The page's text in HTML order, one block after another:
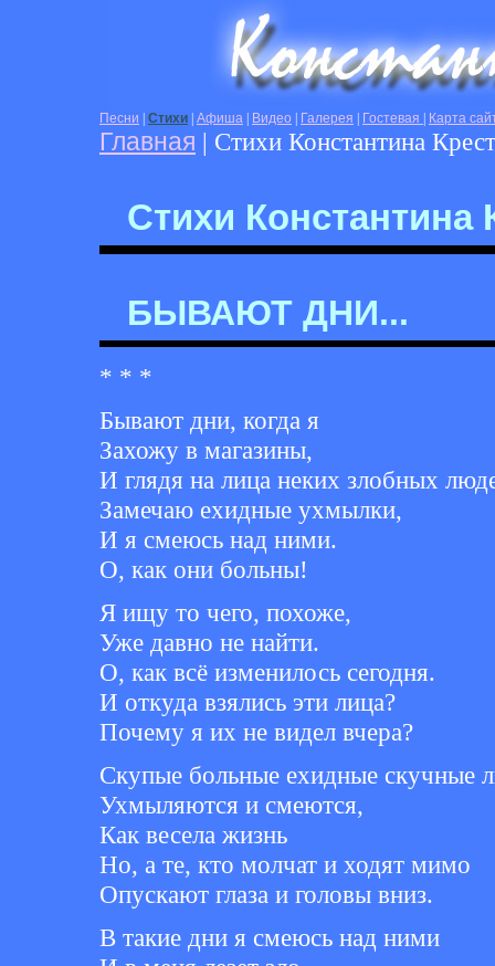
Песни Стихи Афиша Видео Галерея Гостевая Карта
Главная | Стихи Константина
Стихи Константина
БЫВАЮТ ДНИ...
* * *
Бывают дни, когда я
Захожу в магазины,
И глядя на лица неких злобных
Замечаю ехидные ухмылки,
И я смеюсь над ними.
О, как они больны!
Я ищу то чего, похоже,
Уже давно не найти.
О, как всё изменилось сегодня.
И откуда взялись эти лица?
Почему я их не видел вчера?
Скупые больные ехидные скучные
Ухмыляются и смеются,
Как весела жизнь
Но, а те, кто молчат и ходят мимо
Опускают глаза и головы вниз.
В такие дни я смеюсь над ними